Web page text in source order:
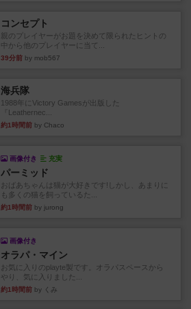
コンセプト
親のプレイヤーがお題を決めて限られたヒントの
中から他のプレイヤーに当て...
39分前 by mob567
海兵隊
1988年にVictory Gamesが出版した
『Leathernec...
約1時間前 by Chaco
画像付き 充実
パーミッド
おばあちゃんは猫が大好きです!しかし、あまりに
も多くの猫を飼っているた...
約1時間前 by jurong
画像付き
オラパ・マイン
お気に入りのplayte製です。オラパスペースから
やり、気に入りました...
約1時間前 by くみ